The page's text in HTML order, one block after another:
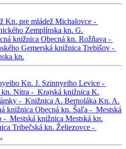
Kn. pre mládež Michalovce -
Zemplínska kn. G.
knižnica Obecná kn. Rožňava -
Gemerská knižnica Trebišov -
kn.
Kn. J. Szinnyeiho Levice -
kn. Nitra - Krajská knižnica K.
- Knižnica A. Bernoláka Kn. A.
knižnica Obecná kn. Šaľa - Mestská
- Mestská knižnica Mestská kn.
Tribečská kn. Želiezovce -